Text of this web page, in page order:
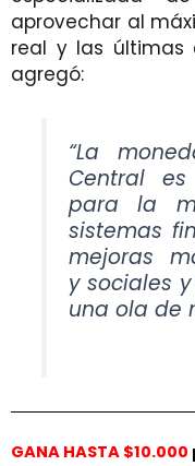
aprovechar al
real y las últimas
agregó:
“La
Central
para la
sistemas
mejoras
y sociales
una ola de
GANA HASTA $10.000